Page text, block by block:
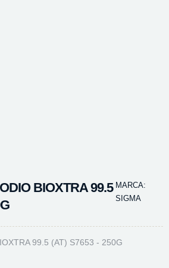
BIOXTRA 99.5 MARCA:
SIGMA
99.5 (AT) S7653 - 250G